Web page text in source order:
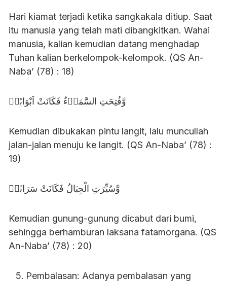
Hari kiamat terjadi ketika sangkakala ditiup. Saat
itu manusia yang telah mati dibangkitkan. Wahai
manusia, kalian kemudian datang menghadap
Tuhan kalian berkelompok-kelompok. (QS An-
Naba’ (78) : 18)
وَّفُتِحَتِ السَّمَاۤءُ فَكَانَتْ اَبْوَابًاۙ
Kemudian dibukakan pintu langit, lalu muncullah
jalan-jalan menuju ke langit. (QS An-Naba’ (78) :
19)
وَّسُيِّرَتِ الْجِبَالُ فَكَانَتْ سَرَابًاۗ
Kemudian gunung-gunung dicabut dari bumi,
sehingga berhamburan laksana fatamorgana. (QS
An-Naba’ (78) : 20)
Pembalasan: Adanya pembalasan yang